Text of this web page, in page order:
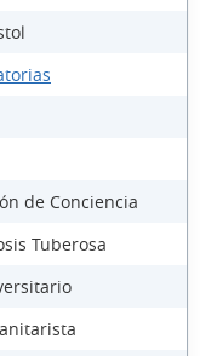
de Conciencia
Tuberosa